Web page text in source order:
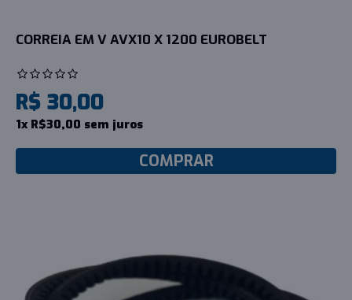
CORREIA EM V AVX10 X 1200 EUROBELT
R$ 30,00
1x R$30,00 sem juros
COMPRAR